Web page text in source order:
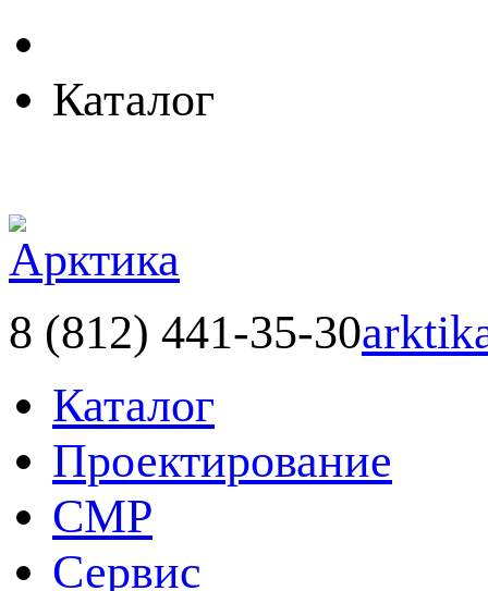
Каталог
8 (812) 441-35-30
Каталог
Проектирование
СМР
Сервис